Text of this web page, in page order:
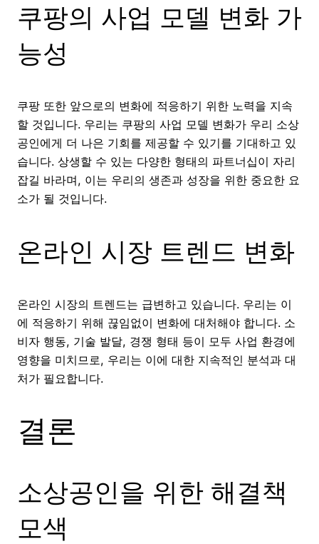
쿠팡의 사업 모델 변화 가
능성
쿠팡 또한 앞으로의 변화에 적응하기 위한 노력을 지속
할 것입니다. 우리는 쿠팡의 사업 모델 변화가 우리 소상
공인에게 더 나은 기회를 제공할 수 있기를 기대하고 있
습니다. 상생할 수 있는 다양한 형태의 파트너십이 자리
잡길 바라며, 이는 우리의 생존과 성장을 위한 중요한 요
소가 될 것입니다.
온라인 시장 트렌드 변화
온라인 시장의 트렌드는 급변하고 있습니다. 우리는 이
에 적응하기 위해 끊임없이 변화에 대처해야 합니다. 소
비자 행동, 기술 발달, 경쟁 형태 등이 모두 사업 환경에
영향을 미치므로, 우리는 이에 대한 지속적인 분석과 대
처가 필요합니다.
결론
소상공인을 위한 해결책
모색